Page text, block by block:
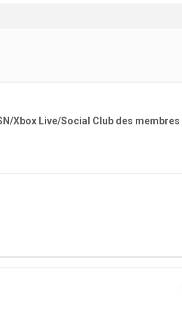
Xbox Live/Social Club des membres